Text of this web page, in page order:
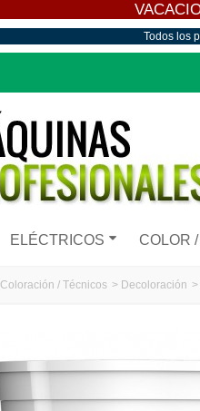
Todos los
ELÉCTRICOS COLOR
Coloración / Técnicos > Decoloración >